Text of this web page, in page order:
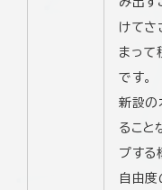
けてさ
まって
です。
新設の
ること
プする
自由